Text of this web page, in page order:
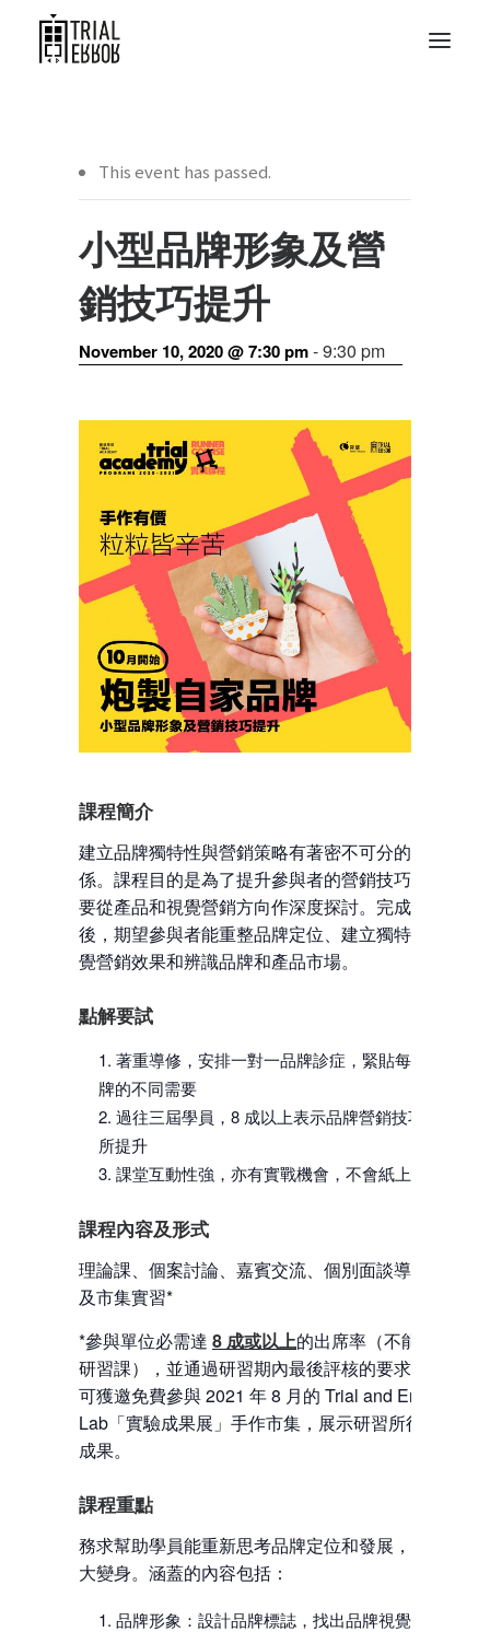
This event has passed.
小型品牌形象及營
銷技巧提升
November 10, 2020 @ 7:30 pm-9:30 pm
課程簡介
建立品牌獨特性與營銷策略有著密不可分的關
係。課程目的是為了提升參與者的營銷技巧，主
要從產品和視覺營銷方向作深度探討。完成課程
後，期望參與者能重整品牌定位、建立獨特的視
覺營銷效果和辨識品牌和產品市場。
點解要試
著重導修，安排一對一品牌診症，緊貼每個品
牌的不同需要
過往三屆學員，8 成以上表示品牌營銷技巧有
所提升
課堂互動性強，亦有實戰機會，不會紙上談兵
課程內容及形式
理論課、個案討論、嘉賓交流、個別面談導修以
及市集實習*
*參與單位必需達 8 成或以上的出席率（不能缺席
研習課），並通過研習期內最後評核的要求，即
可獲邀免費參與 2021 年 8 月的 Trial and Error
Lab「實驗成果展」手作市集，展示研習所得的
成果。
課程重點
務求幫助學員能重新思考品牌定位和發展，甚至
大變身。涵蓋的內容包括：
品牌形象：設計品牌標誌，找出品牌視覺獨特